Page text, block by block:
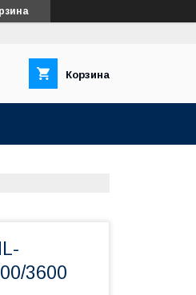
Корзина
3600